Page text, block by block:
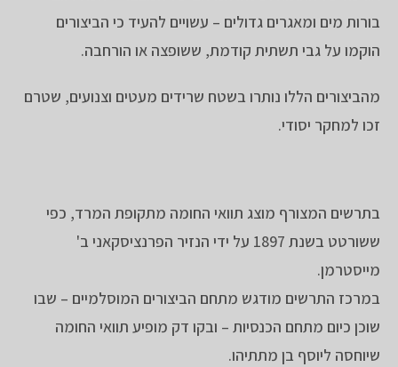
בורות מים ומאגרים גדולים – עשויים להעיד כי הביצורים
הוקמו על גבי תשתית קודמת, ששופצה או הורחבה.
מהביצורים הללו נותרו בשטח שרידים מעטים וצנועים, שטרם
זכו למחקר יסודי.
בתרשים המצורף מוצג תוואי החומה מתקופת המרד, כפי
ששורטט בשנת 1897 על ידי הנזיר הפרנציסקאני ב'
מייסטרמן.
במרכז התרשים מודגש מתחם הביצורים המוסלמיים – שבו
שוכן כיום מתחם הכנסיות – ובקו דק מופיע תוואי החומה
שיוחסה ליוסף בן מתתיהו.